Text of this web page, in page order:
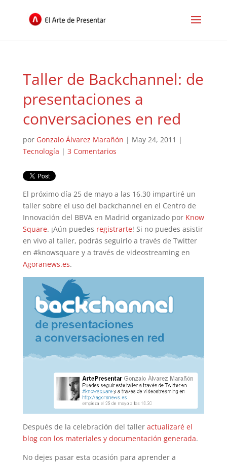
Taller de Backchannel: de
presentaciones a
conversaciones en red
por Gonzalo Álvarez Marañón | May 24, 2011 |
Tecnología | 3 Comentarios
El próximo día 25 de mayo a las 16.30 impartiré un
taller sobre el uso del backchannel en el Centro de
Innovación del BBVA en Madrid organizado por Know
Square. ¡Aún puedes registrarte! Si no puedes asistir
en vivo al taller, podrás seguirlo a través de Twitter
en #knowsquare y a través de videostreaming en
Agoranews.es.
Después de la celebración del taller actualizaré el
blog con los materiales y documentación generada.
No dejes pasar esta ocasión para aprender a